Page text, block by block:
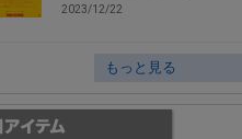
2023/12/22
もっと見る